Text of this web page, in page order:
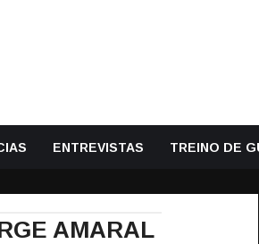
ENTREVISTAS TREINO DE
AMARAL